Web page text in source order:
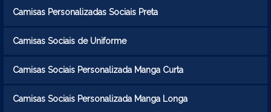
Camisas Personalizadas Sociais Preta
Camisas Sociais de Uniforme
Camisas Sociais Personalizada Manga Curta
Camisas Sociais Personalizada Manga Longa